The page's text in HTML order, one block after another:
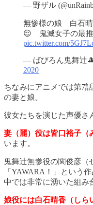
— 野ザル
無惨様の娘 白石晴
😌 鬼滅女子の最
pic.twitter.com/
— ばびろん鬼舞辻🎩
2020
ちなみにアニメでは第7
の妻と娘。
彼女たちを演じた声優さ
妻（麗）役は皆口裕子（
います。
鬼舞辻無惨役の関俊彦（
「YAWARA！」という
中では非常に湧いた組み
娘役には白石晴香（しら